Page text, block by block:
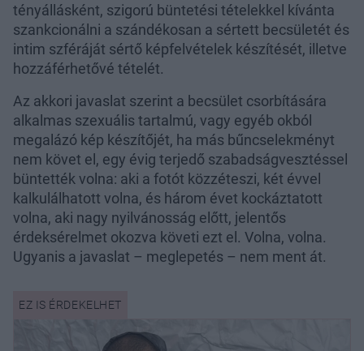
tényállásként, szigorú büntetési tételekkel kívánta
szankcionálni a szándékosan a sértett becsületét és
intim szféráját sértő képfelvételek készítését, illetve
hozzáférhetővé tételét.
Az akkori javaslat szerint a becsület csorbítására
alkalmas szexuális tartalmú, vagy egyéb okból
megalázó kép készítőjét, ha más bűncselekményt
nem követ el, egy évig terjedő szabadságvesztéssel
büntették volna: aki a fotót közzéteszi, két évvel
kalkulálhatott volna, és három évet kockáztatott
volna, aki nagy nyilvánosság előtt, jelentős
érdeksérelmet okozva követi ezt el. Volna, volna.
Ugyanis a javaslat – meglepetés – nem ment át.